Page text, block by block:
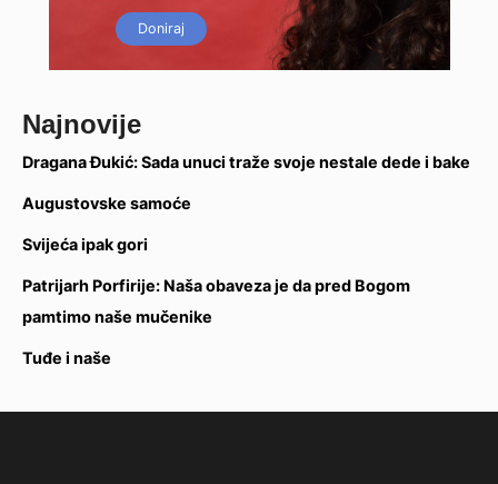
Doniraj
Najnovije
Dragana Đukić: Sada unuci traže svoje nestale dede i bake
Augustovske samoće
Svijeća ipak gori
Patrijarh Porfirije: Naša obaveza je da pred Bogom
pamtimo naše mučenike
Tuđe i naše